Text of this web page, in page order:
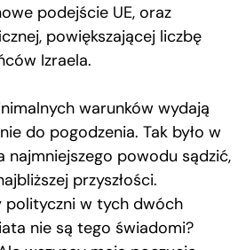
podejście UE, oraz
powiększającej liczbę
Izraela.
warunków wydają
do pogodzenia. Tak było w
najmniejszego powodu sądzić,
przyszłości.
polityczni w tych dwóch
nie są tego świadomi?